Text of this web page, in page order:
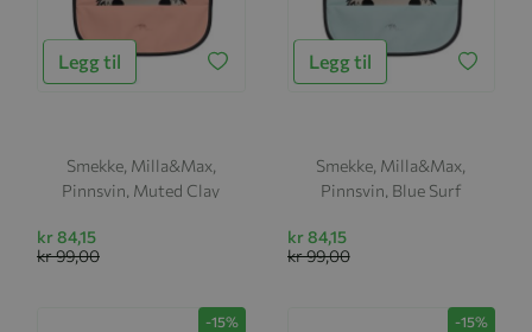
Legg til
Smekke, Milla&Max,
Pinnsvin, Muted Clay
kr 84,15
kr 99,00
Legg til
Smekke, Milla&Max,
Pinnsvin, Blue Surf
kr 84,15
kr 99,00
-15% -15%